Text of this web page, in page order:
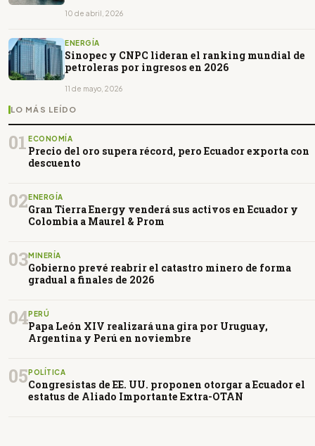
10 de abril, 2026
ENERGÍA
Sinopec y CNPC lideran el ranking mundial de
petroleras por ingresos en 2026
11 de mayo, 2026
LO MÁS LEÍDO
01 ECONOMÍA
Precio del oro supera récord, pero Ecuador exporta con
descuento
02 ENERGÍA
Gran Tierra Energy venderá sus activos en Ecuador y
Colombia a Maurel & Prom
03MINERÍA
Gobierno prevé reabrir el catastro minero de forma
gradual a finales de 2026
04PERÚ
Papa León XIV realizará una gira por Uruguay,
Argentina y Perú en noviembre
05 POLÍTICA
Congresistas de EE. UU. proponen otorgar a Ecuador el
estatus de Aliado Importante Extra-OTAN